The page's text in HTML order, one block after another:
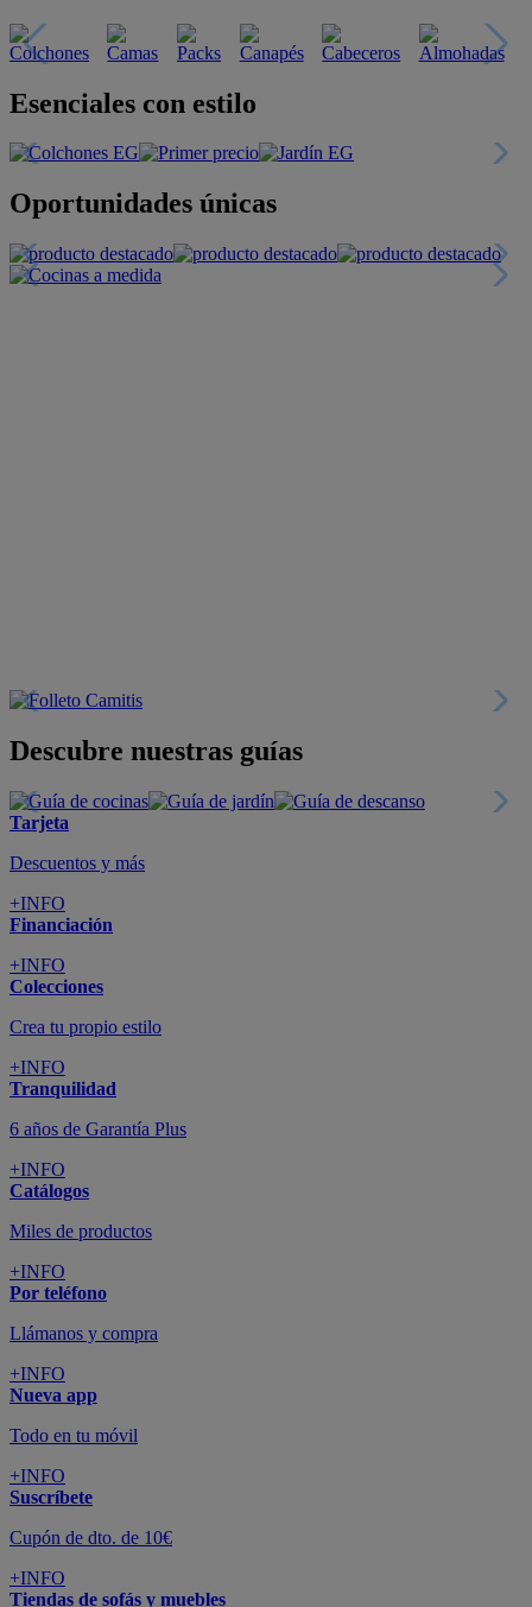
Esenciales con estilo
Oportunidades únicas
Descubre nuestras guías
Tarjeta
Descuentos y más
+INFO
Financiación
+INFO
Colecciones
Crea tu propio estilo
+INFO
Tranquilidad
6 años de Garantía Plus
+INFO
Catálogos
Miles de productos
+INFO
Por teléfono
Llámanos y compra
+INFO
Nueva app
Todo en tu móvil
+INFO
Suscríbete
Cupón de dto. de 10€
+INFO
Tiendas de sofás y muebles